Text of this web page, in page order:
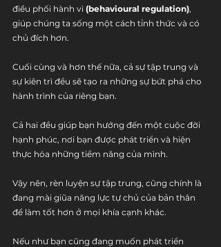
điều phối hành vi (behavioural regulation),
giúp chúng ta sống một cách tỉnh thức và có
chủ đích hơn.
Cuối cùng và hơn thế nữa, cả sự tập trung và
sự kiên trì đều sẽ tạo ra những sự bứt phá cho
hành trình của riêng bạn.
Cả hai đều giúp bạn hướng đến một cuộc đời
hạnh phúc, nơi bạn được phát triển và hiện
thực hóa những tiềm năng của mình.
Vậy nên, rèn luyện sự tập trung, cũng chính là
đang mài giũa năng lực tự chủ của bản thân
để làm tốt hơn ở mọi khía cạnh khác.
Nếu như bạn cũng đang muốn phát triển